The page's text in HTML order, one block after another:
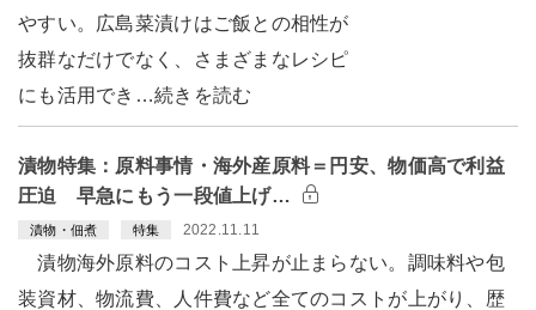
やすい。広島菜漬けはご飯との相性が
抜群なだけでなく、さまざまなレシピ
にも活用でき…続きを読む
漬物特集：原料事情・海外産原料＝円安、物価高で利益
圧迫 早急にもう一段値上げ…
漬物・佃煮 特集 2022.11.11
漬物海外原料のコスト上昇が止まらない。調味料や包
装資材、物流費、人件費など全てのコストが上がり、歴